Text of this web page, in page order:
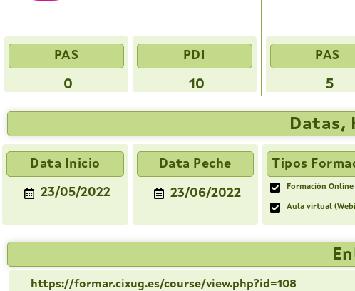
PAS
0
PDI
10
PAS
5
Datas,
Data Inicio
23/05/2022
Data Peche
23/06/2022
Tipos
Formación Online
Aula virtual
https://formar.cixug.es/course/view.php?id=108